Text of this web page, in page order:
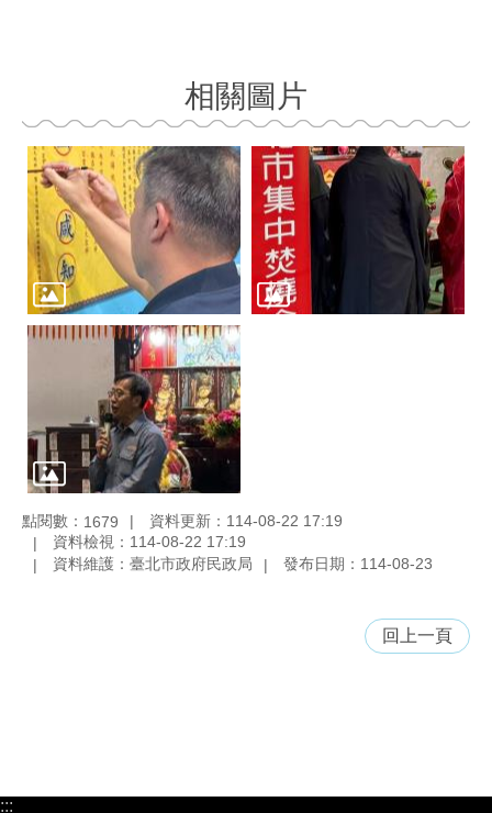
相關圖片
點閱數： 1679
資料更新：114-08-22 17:19
資料檢視：114-08-22 17:19
資料維護：臺北市政府民政局
發布日期：114-08-23
回上一頁
:::